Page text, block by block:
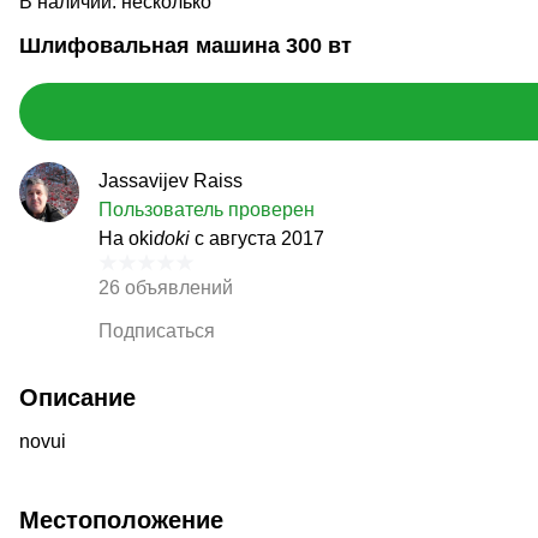
Шлифовальная машина 300 вт
Jassavijev Raiss
Пользователь проверен
На okidoki с августа 2017
26 объявлений
Подписаться
Описание
novui
Местоположение